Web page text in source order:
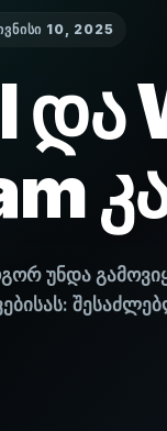
10, 2025
და
უნდა